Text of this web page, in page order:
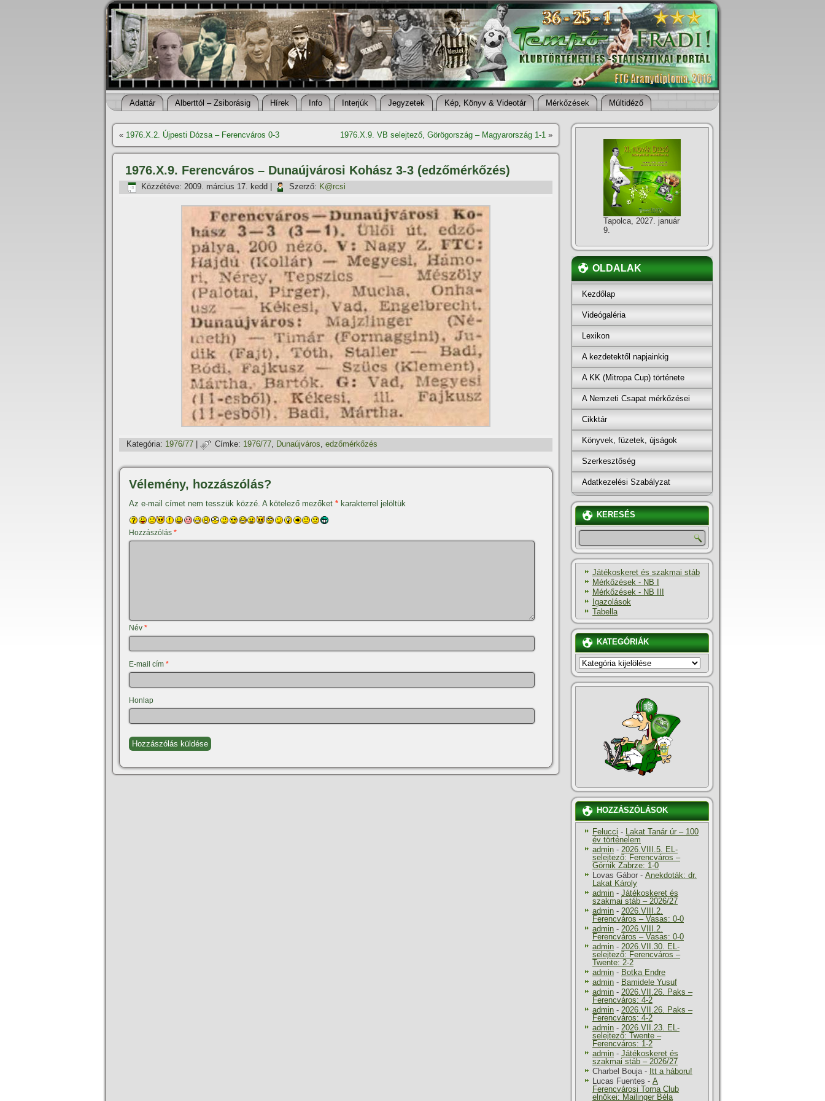
Adattár Alberttól – Zsiborásig Hí­rek Info Interjúk Jegyzetek Kép, Könyv & Videotár Mérkőzések Múltidéző
« 1976.X.2. Újpesti Dózsa – Ferencváros 0-3 1976.X.9. VB selejtező, Görögország – Magyarország 1-1 »
1976.X.9. Ferencváros – Dunaújvárosi Kohász 3-3 (edzőmérkőzés)
Közzétéve: 2009. március 17. kedd Szerző: K@rcsi
Kategória: 1976/77 Címke: 1976/77, Dunaújváros, edzőmérkőzés
Vélemény, hozzászólás?
Az e-mail címet nem tesszük közzé. A kötelező mezőket * karakterrel jelöltük
Hozzászólás *
Név *
E-mail cím *
Honlap
Tapolca, 2027. január
9.
OLDALAK
Kezdőlap
Videógaléria
Lexikon
A kezdetektől napjainkig
A KK (Mitropa Cup) története
A Nemzeti Csapat mérkőzései
Cikktár
Könyvek, füzetek, újságok
Szerkesztőség
Adatkezelési Szabályzat
KERESÉS
Játékoskeret és szakmai stáb
Mérkőzések - NB I
Mérkőzések - NB III
Igazolások
Tabella
KATEGÓRIÁK
KATEGÓRIÁK
HOZZÁSZÓLÁSOK
Felucci - Lakat Tanár úr – 100
év történelem
admin - 2026.VIII.5. EL-
selejtező: Ferencváros –
Górnik Zabrze: 1-0
Lovas Gábor - Anekdoták: dr.
Lakat Károly
admin - Játékoskeret és
szakmai stáb – 2026/27
admin - 2026.VIII.2.
Ferencváros – Vasas: 0-0
admin - 2026.VIII.2.
Ferencváros – Vasas: 0-0
admin - 2026.VII.30. EL-
selejtező: Ferencváros –
Twente: 2-2
admin - Botka Endre
admin - Bamidele Yusuf
admin - 2026.VII.26. Paks –
Ferencváros: 4-2
admin - 2026.VII.26. Paks –
Ferencváros: 4-2
admin - 2026.VII.23. EL-
selejtező: Twente –
Ferencváros: 1-2
admin - Játékoskeret és
szakmai stáb – 2026/27
Charbel Bouja- Itt a háboru!
Lucas Fuentes - A
Ferencvárosi Torna Club
elnökei: Mailinger Béla